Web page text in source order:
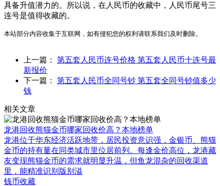
具备升值潜力的。所以说，在人民币的收藏中，人民币尾号三
连号是值得收藏的。
本站部分内容收集于互联网，如有侵犯您的权利请联系我们及时删除。
上一篇： 第五套人民币连号价格 第五套人民币十连号最
新报价
下一篇： 第五套人民币全同号钞 第五套全同号钞值多少
钱
相关文章
龙港回收熊猫金币哪家回收价高？本地榜单
龙港位于华东经济活跃地带，居民投资意识强，金银币、熊猫
金币的持有量在同类城市里位居前列。每逢金价高位，龙港藏
友变现熊猫金币的需求就明显升温，但鱼龙混杂的回收渠道
里，能精准识别版别溢
钱币收藏